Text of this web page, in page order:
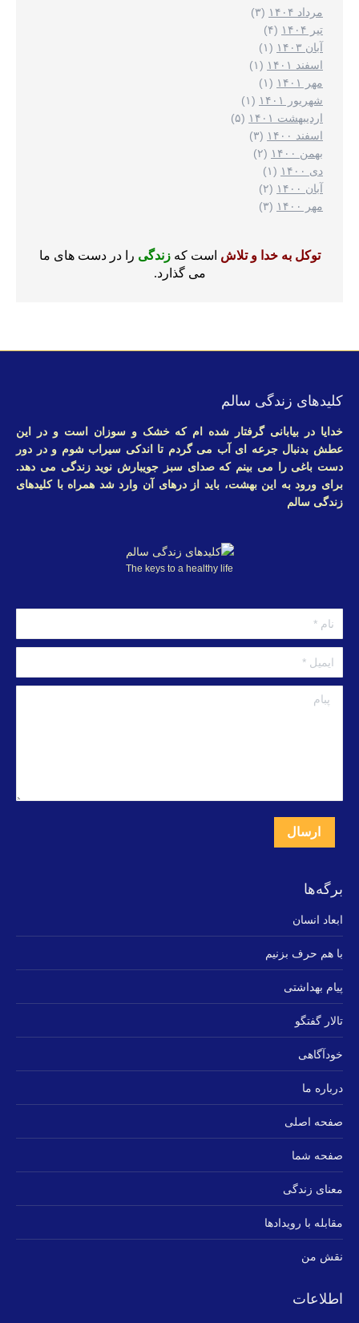
in
new
window
in
new
window
مرداد ۱۴۰۴
(۳)
تیر ۱۴۰۴
(۴)
آبان ۱۴۰۳
(۱)
اسفند ۱۴۰۱
(۱)
مهر ۱۴۰۱
(۱)
شهریور ۱۴۰۱
(۱)
اردیبهشت ۱۴۰۱
(۵)
اسفند ۱۴۰۰
(۳)
بهمن ۱۴۰۰
(۲)
دی ۱۴۰۰
(۱)
آبان ۱۴۰۰
(۲)
مهر ۱۴۰۰
(۳)
توکل به خدا و تلاش است کهزندگی را در دست های ما
می گذارد.
کلیدهای زندگی سالم
خدایا در بیابانی گرفتار شده ام که خشک و سوزان است و در این
عطش بدنبال جرعه ای آب می گردم تا اندکی سیراب شوم و در دور
دست باغی را می بینم که صدای سبز جویبارش نوید زندگی می دهد.
برای ورود به این بهشت، باید از درهای آن وارد شد همراه با کلیدهای
زندگی سالم
The keys to a healthy life
نام *
ایمیل *
ارسال
برگه‌ها
ابعاد انسان
با هم حرف بزنیم
پیام بهداشتی
تالار گفتگو
خودآگاهی
درباره ما
صفحه اصلی
صفحه شما
معنای زندگی
مقابله با رویدادها
نقش من
اطلاعات